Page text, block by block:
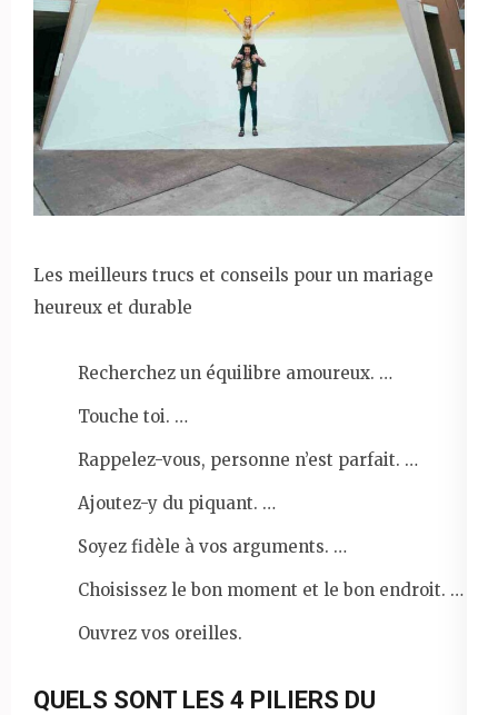
Les meilleurs trucs et conseils pour un mariage
heureux et durable
Recherchez un équilibre amoureux. …
Touche toi. …
Rappelez-vous, personne n’est parfait. …
Ajoutez-y du piquant. …
Soyez fidèle à vos arguments. …
Choisissez le bon moment et le bon endroit. …
Ouvrez vos oreilles.
QUELS SONT LES 4 PILIERS DU